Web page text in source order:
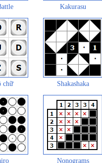
Kakurasu
chữ Shakashaka
Nonograms